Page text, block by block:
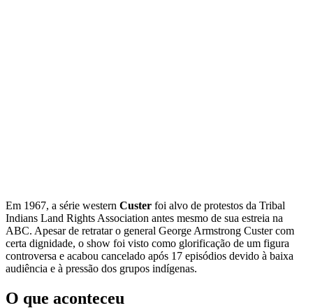
Em 1967, a série western Custer foi alvo de protestos da Tribal
Indians Land Rights Association antes mesmo de sua estreia na
ABC. Apesar de retratar o general George Armstrong Custer com
certa dignidade, o show foi visto como glorificação de um figura
controversa e acabou cancelado após 17 episódios devido à baixa
audiência e à pressão dos grupos indígenas.
O que aconteceu